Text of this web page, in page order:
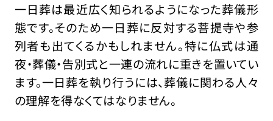
一日葬は最近広く知られるようになった葬儀形
態です。そのため一日葬に反対する菩提寺や参
列者も出てくるかもしれません。特に仏式は通
夜・葬儀・告別式と一連の流れに重きを置いてい
ます。一日葬を執り行うには、葬儀に関わる人々
の理解を得なくてはなりません。